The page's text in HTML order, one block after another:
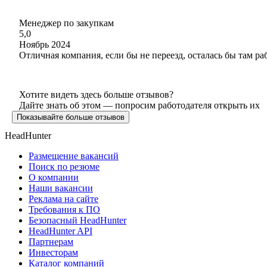
Менеджер по закупкам
5,0
Ноябрь 2024
Отличная компания, если бы не переезд, осталась бы там
Хотите видеть здесь больше отзывов?
Дайте знать об этом — попросим работодателя открыть их
Показывайте больше отзывов
HeadHunter
Размещение вакансий
Поиск по резюме
О компании
Наши вакансии
Реклама на сайте
Требования к ПО
Безопасный HeadHunter
HeadHunter API
Партнерам
Инвесторам
Каталог компаний